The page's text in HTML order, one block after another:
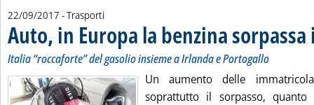
22/09/2017 - Trasporti
Auto, in Europa la benzina
Italia “roccaforte” del gasolio insieme a Irlanda e Portogallo
Un aumento delle
soprattutto il sorpasso,